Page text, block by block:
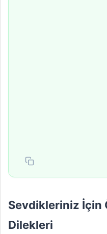
Sevdikleriniz İçin
Dilekleri